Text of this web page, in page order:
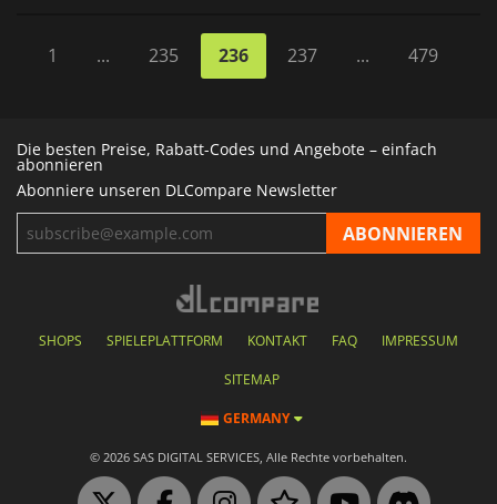
1 ... 235 236 237 ... 479
Die besten Preise, Rabatt-Codes und Angebote – einfach
abonnieren
Abonniere unseren DLCompare Newsletter
SHOPS SPIELEPLATTFORM KONTAKT FAQ IMPRESSUM
SITEMAP
GERMANY
© 2026 SAS DIGITAL SERVICES, Alle Rechte vorbehalten.